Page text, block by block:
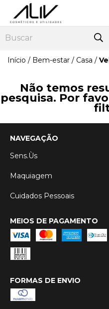
Início / Bem-estar / Casa /
Não temos
pesquisa. Por
NAVEGAÇÃO
Sens.Ùs
Maquiagem
Cuidados Pessoais
MEIOS DE PAGAMENTO
FORMAS DE ENVIO